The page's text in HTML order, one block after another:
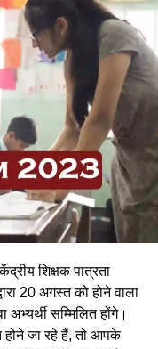
शिक्षक पात्रता
20 अगस्त को होने वाला
सम्मिलित होंगे।
होने जा रहे हैं, तो आपके